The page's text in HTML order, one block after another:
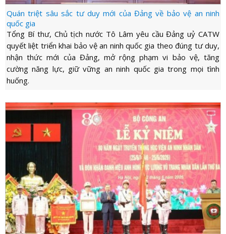
Quán triệt sâu sắc tư duy mới của Đảng về bảo vệ an ninh
quốc gia
Tổng Bí thư, Chủ tịch nước Tô Lâm yêu cầu Đảng uỷ CATW
quyết liệt triển khai bảo vệ an ninh quốc gia theo đúng tư duy,
nhận thức mới của Đảng, mở rộng phạm vi bảo vệ, tăng
cường năng lực, giữ vững an ninh quốc gia trong mọi tình
huống.